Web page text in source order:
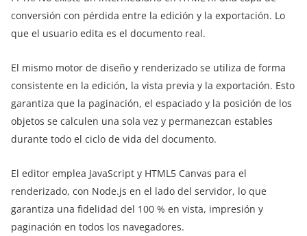
conversión con pérdida entre la edición y la exportación. Lo
que el usuario edita es el documento real.
El mismo motor de diseño y renderizado se utiliza de forma
consistente en la edición, la vista previa y la exportación. Esto
garantiza que la paginación, el espaciado y la posición de los
objetos se calculen una sola vez y permanezcan estables
durante todo el ciclo de vida del documento.
El editor emplea JavaScript y HTML5 Canvas para el
renderizado, con Node.js en el lado del servidor, lo que
garantiza una fidelidad del 100 % en vista, impresión y
paginación en todos los navegadores.